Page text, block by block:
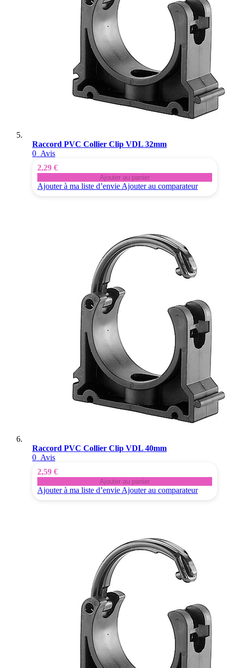
Raccord PVC Collier Clip VDL 32mm
0 Avis
2,29 €
Ajouter au panier
Ajouter à ma liste d’envie Ajouter au comparateur
Raccord PVC Collier Clip VDL 40mm
0 Avis
2,59 €
Ajouter au panier
Ajouter à ma liste d’envie Ajouter au comparateur